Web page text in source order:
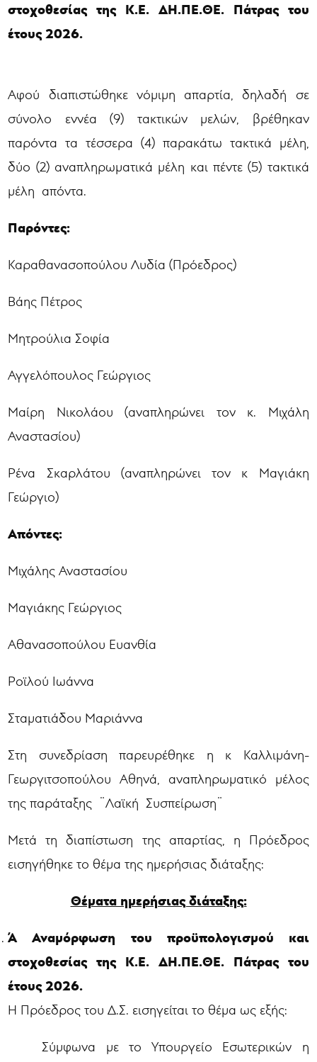
στοχοθεσίας της Κ.Ε. ΔΗ.ΠΕ.ΘΕ. Πάτρας του
έτους 2026.
Αφού διαπιστώθηκε νόμιμη απαρτία, δηλαδή σε
σύνολο εννέα (9) τακτικών μελών, βρέθηκαν
παρόντα τα τέσσερα (4) παρακάτω τακτικά μέλη,
δύο (2) αναπληρωματικά μέλη και πέντε (5) τακτικά
μέλη απόντα.
Παρόντες:
Καραθανασοπούλου Λυδία (Πρόεδρος)
Βάης Πέτρος
Μητρούλια Σοφία
Αγγελόπουλος Γεώργιος
Μαίρη Νικολάου (αναπληρώνει τον κ. Μιχάλη
Αναστασίου)
Ρένα Σκαρλάτου (αναπληρώνει τον κ Μαγιάκη
Γεώργιο)
Απόντες:
Μιχάλης Αναστασίου
Μαγιάκης Γεώργιος
Αθανασοπούλου Ευανθία
Ροϊλού Ιωάννα
Σταματιάδου Μαριάννα
Στη συνεδρίαση παρευρέθηκε η κ Καλλιμάνη-
Γεωργιτσοπούλου Αθηνά, αναπληρωματικό μέλος
της παράταξης ¨Λαϊκή Συσπείρωση¨
Μετά τη διαπίστωση της απαρτίας, η Πρόεδρος
εισηγήθηκε το θέμα της ημερήσιας διάταξης:
Θέματα ημερήσιας διάταξης:
Ά Αναμόρφωση του προϋπολογισμού και
στοχοθεσίας της Κ.Ε. ΔΗ.ΠΕ.ΘΕ. Πάτρας του
έτους 2026.
Η Πρόεδρος του Δ.Σ. εισηγείται το θέμα ως εξής:
Σύμφωνα με το Υπουργείο Εσωτερικών η